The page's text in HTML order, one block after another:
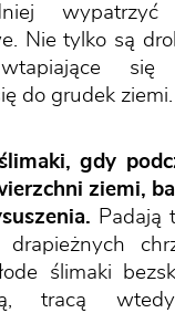
wypatrzyć
Nie tylko są
wtapiające
do grudek ziemi.
gdy
ziemi,
Padają
ślimaki
tracą